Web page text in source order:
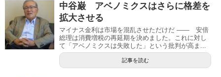
中谷巌 アベノミクスはさらに格差を
拡大させる
マイナス金利は市場を混乱させただけだ ―― 安倍
総理は消費増税の再延期を決めました。これに対し
て「アベノミクスは失敗した」という批判が高ま...
記事を読む